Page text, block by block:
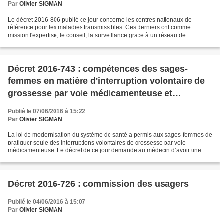
Par Olivier SIGMAN
Le décret 2016-806 publié ce jour concerne les centres nationaux de
référence pour les maladies transmissibles. Ces derniers ont comme
mission l'expertise, le conseil, la surveillance grace à un réseau de
Décret 2016-743 : compétences des sages-
femmes en matière d'interruption volontaire de
grossesse par voie médicamenteuse et
vaccination
Publié le 07/06/2016 à 15:22
Par Olivier SIGMAN
La loi de modernisation du système de santé a permis aux sages-femmes de
pratiquer seule des interruptions volontaires de grossesse par voie
médicamenteuse. Le décret de ce jour demande au médecin d’avoir une
Décret 2016-726 : commission des usagers
Publié le 04/06/2016 à 15:07
Par Olivier SIGMAN